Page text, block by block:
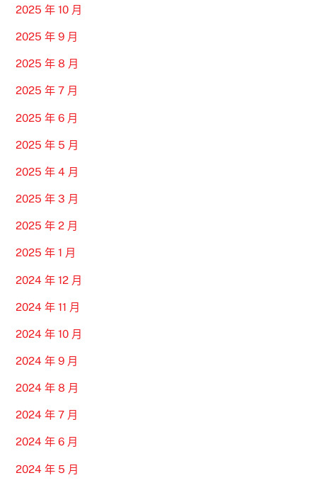
2025 年 10 月
2025 年 9 月
2025 年 8 月
2025 年 7 月
2025 年 6 月
2025 年 5 月
2025 年 4 月
2025 年 3 月
2025 年 2 月
2025 年 1 月
2024 年 12 月
2024 年 11 月
2024 年 10 月
2024 年 9 月
2024 年 8 月
2024 年 7 月
2024 年 6 月
2024 年 5 月